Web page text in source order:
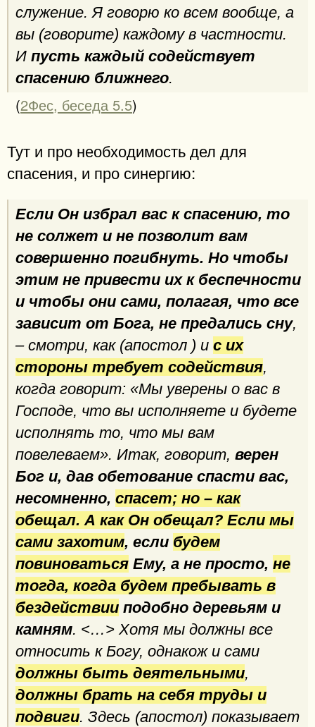
служение. Я говорю ко всем вообще, а
вы (говорите) каждому в частности.
И пусть каждый содействует
спасению ближнего.
(2Фес, беседа 5.5)
Тут и про необходимость дел для
спасения, и про синергию:
Если Он избрал вас к спасению, то
не солжет и не позволит вам
совершенно погибнуть. Но чтобы
этим не привести их к беспечности
и чтобы они сами, полагая, что все
зависит от Бога, не предались сну,
– смотри, как (апостол ) и с их
стороны требует содействия,
когда говорит: «Мы уверены о вас в
Господе, что вы исполняете и будете
исполнять то, что мы вам
повелеваем». Итак, говорит, верен
Бог и, дав обетование спасти вас,
несомненно, спасет; но – как
обещал. А как Он обещал? Если мы
сами захотим, если будем
повиноваться Ему, а не просто, не
тогда, когда будем пребывать в
бездействии подобно деревьям и
камням. <…> Хотя мы должны все
относить к Богу, однакож и сами
должны быть деятельными,
должны брать на себя труды и
подвиги. Здесь (апостол) показывает